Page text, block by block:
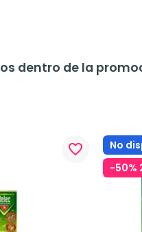
dentro de la
favorite_border
No
-50%